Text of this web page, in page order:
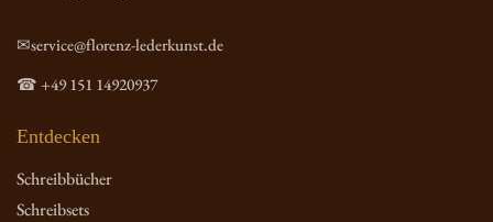
✉service@florenz-lederkunst.de
☎ +49 151 14920937
Entdecken
Schreibbücher
Schreibsets